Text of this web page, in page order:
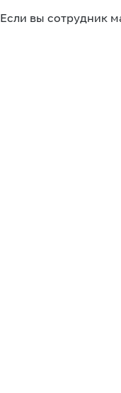
Если вы сотрудник